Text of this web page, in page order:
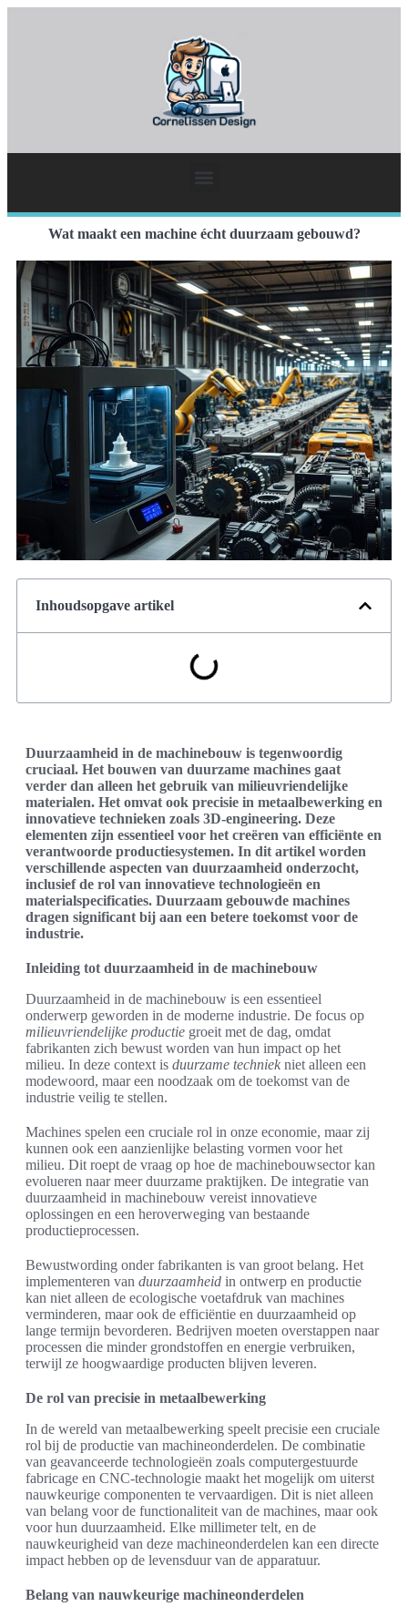
Wat maakt een machine écht duurzaam gebouwd?
Inhoudsopgave artikel
Duurzaamheid in de machinebouw is tegenwoordig
cruciaal. Het bouwen van duurzame machines gaat
verder dan alleen het gebruik van milieuvriendelijke
materialen. Het omvat ook precisie in metaalbewerking en
innovatieve technieken zoals 3D-engineering. Deze
elementen zijn essentieel voor het creëren van efficiënte en
verantwoorde productiesystemen. In dit artikel worden
verschillende aspecten van duurzaamheid onderzocht,
inclusief de rol van innovatieve technologieën en
materialspecificaties. Duurzaam gebouwde machines
dragen significant bij aan een betere toekomst voor de
industrie.
Inleiding tot duurzaamheid in de machinebouw
Duurzaamheid in de machinebouw is een essentieel
onderwerp geworden in de moderne industrie. De focus op
milieuvriendelijke productie groeit met de dag, omdat
fabrikanten zich bewust worden van hun impact op het
milieu. In deze context is duurzame techniek niet alleen een
modewoord, maar een noodzaak om de toekomst van de
industrie veilig te stellen.
Machines spelen een cruciale rol in onze economie, maar zij
kunnen ook een aanzienlijke belasting vormen voor het
milieu. Dit roept de vraag op hoe de machinebouwsector kan
evolueren naar meer duurzame praktijken. De integratie van
duurzaamheid in machinebouw vereist innovatieve
oplossingen en een heroverweging van bestaande
productieprocessen.
Bewustwording onder fabrikanten is van groot belang. Het
implementeren van duurzaamheid in ontwerp en productie
kan niet alleen de ecologische voetafdruk van machines
verminderen, maar ook de efficiëntie en duurzaamheid op
lange termijn bevorderen. Bedrijven moeten overstappen naar
processen die minder grondstoffen en energie verbruiken,
terwijl ze hoogwaardige producten blijven leveren.
De rol van precisie in metaalbewerking
In de wereld van metaalbewerking speelt precisie een cruciale
rol bij de productie van machineonderdelen. De combinatie
van geavanceerde technologieën zoals computergestuurde
fabricage en CNC-technologie maakt het mogelijk om uiterst
nauwkeurige componenten te vervaardigen. Dit is niet alleen
van belang voor de functionaliteit van de machines, maar ook
voor hun duurzaamheid. Elke millimeter telt, en de
nauwkeurigheid van deze machineonderdelen kan een directe
impact hebben op de levensduur van de apparatuur.
Belang van nauwkeurige machineonderdelen